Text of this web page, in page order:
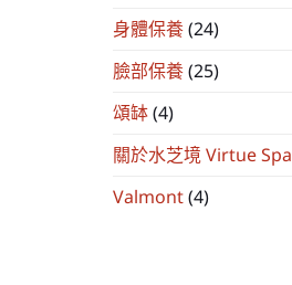
身體保養(24)
臉部保養(25)
頌缽(4)
關於水芝境 Virtue Spa
Valmont(4)